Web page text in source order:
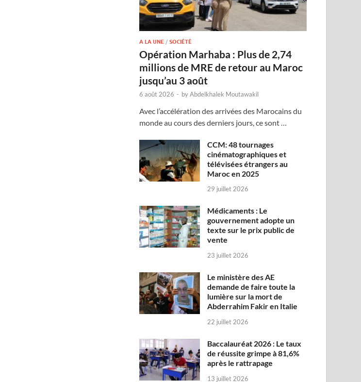
A LA UNE /SOCIÉTÉ
Opération Marhaba : Plus de 2,74
millions de MRE de retour au Maroc
jusqu’au 3 août
6 août 2026 - byAbdelkhalek Moutawakil
Avec l’accélération des arrivées des Marocains du
monde au cours des derniers jours, ce sont …
CCM: 48 tournages
cinématographiques et
télévisées étrangers au
Maroc en 2025
29 juillet 2026
Médicaments : Le
gouvernement adopte un
texte sur le prix public de
vente
23 juillet 2026
Le ministère des AE
demande de faire toute la
lumière sur la mort de
Abderrahim Fakir en Italie
22 juillet 2026
Baccalauréat 2026 : Le taux
de réussite grimpe à 81,6%
après le rattrapage
13 juillet 2026